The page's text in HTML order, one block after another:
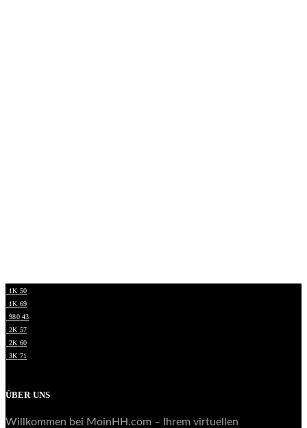
1K 50
1K 69
980 43
2K 57
2K 60
3K 71
ÜBER UNS
Willkommen bei MoinHH.com – Ihrem virtuellen